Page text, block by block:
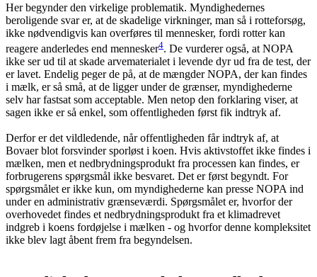
Her begynder den virkelige problematik. Myndighedernes
beroligende svar er, at de skadelige virkninger, man så i rotteforsøg,
ikke nødvendigvis kan overføres til mennesker, fordi rotter kan
reagere anderledes end mennesker4. De vurderer også, at NOPA
ikke ser ud til at skade arvematerialet i levende dyr ud fra de test, der
er lavet. Endelig peger de på, at de mængder NOPA, der kan findes
i mælk, er så små, at de ligger under de grænser, myndighederne
selv har fastsat som acceptable. Men netop den forklaring viser, at
sagen ikke er så enkel, som offentligheden først fik indtryk af.
Derfor er det vildledende, når offentligheden får indtryk af, at
Bovaer blot forsvinder sporløst i koen. Hvis aktivstoffet ikke findes i
mælken, men et nedbrydningsprodukt fra processen kan findes, er
forbrugerens spørgsmål ikke besvaret. Det er først begyndt. For
spørgsmålet er ikke kun, om myndighederne kan presse NOPA ind
under en administrativ grænseværdi. Spørgsmålet er, hvorfor der
overhovedet findes et nedbrydningsprodukt fra et klimadrevet
indgreb i koens fordøjelse i mælken - og hvorfor denne kompleksitet
ikke blev lagt åbent frem fra begyndelsen.